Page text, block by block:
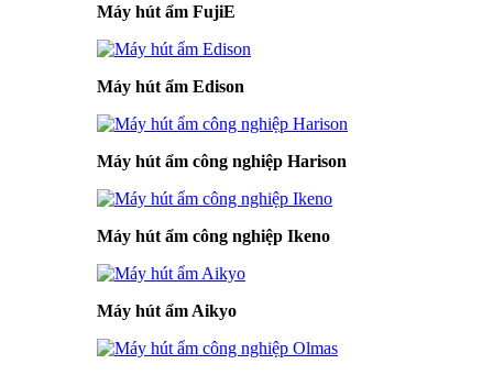
Máy hút ẩm FujiE
Máy hút ẩm Edison
Máy hút ẩm công nghiệp Harison
Máy hút ẩm công nghiệp Ikeno
Máy hút ẩm Aikyo